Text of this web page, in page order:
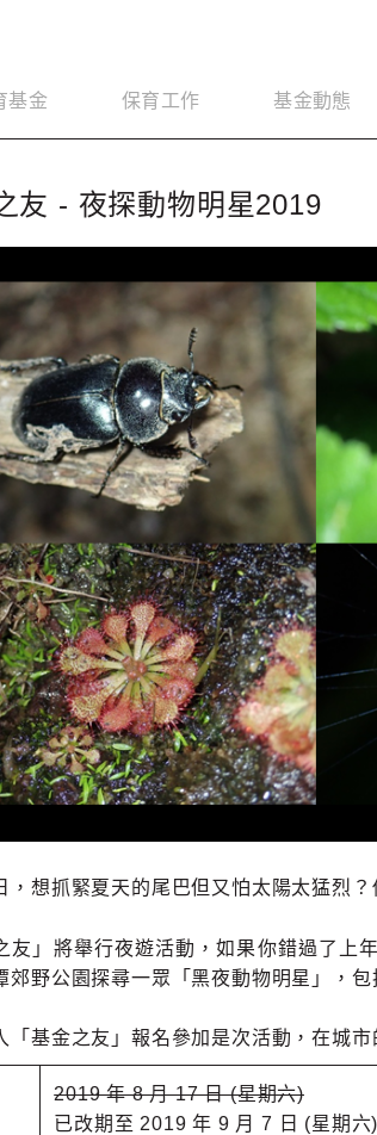
基金 保育工作 基金動態
友 - 夜探動物明星2019
，想抓緊夏天的尾巴但又怕太陽太猛烈？
友」將舉行夜遊活動，如果你錯過了
郊野公園探尋一眾「黑夜動物明星」，
「基金之友」報名參加是次活動，在城市
2019 年 8 月 17 日 (星期六)
已改期至 2019 年 9 月 7 日 (星期六)